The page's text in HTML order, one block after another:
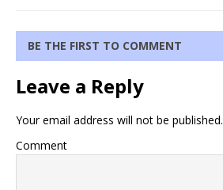
BE THE FIRST TO COMMENT
Leave a Reply
Your email address will not be published.
Comment